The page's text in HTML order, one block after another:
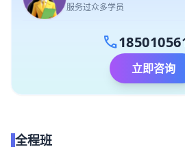
服务过众多学员
call
立即咨询
全程班